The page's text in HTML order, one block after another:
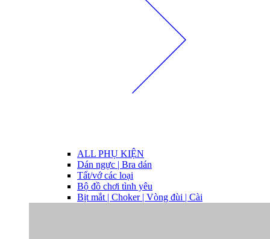
ALL PHỤ KIỆN
Dán ngực | Bra dán
Tất/vớ các loại
Bộ đồ chơi tình yêu
Bịt mắt | Choker | Vòng đùi | Cài